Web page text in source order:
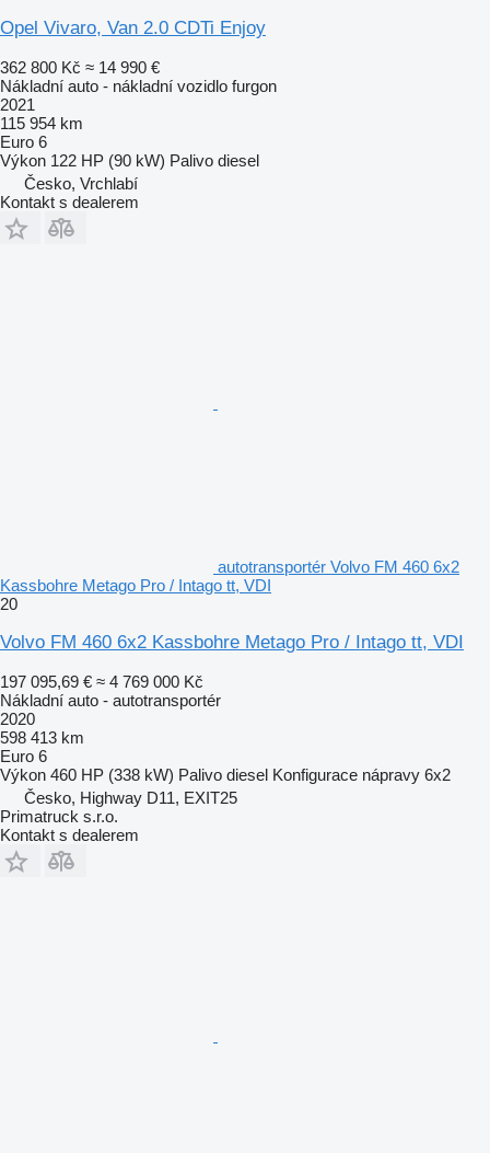
Opel Vivaro, Van 2.0 CDTi Enjoy
362 800 Kč ≈ 14 990 €
Nákladní auto - nákladní vozidlo furgon
2021
115 954 km
Euro 6
Výkon 122 HP (90 kW) Palivo diesel
Česko, Vrchlabí
Kontakt s dealerem
autotransportér Volvo FM 460 6x2
Kassbohre Metago Pro / Intago tt, VDI
20
Volvo FM 460 6x2 Kassbohre Metago Pro / Intago tt, VDI
197 095,69 € ≈ 4 769 000 Kč
Nákladní auto - autotransportér
2020
598 413 km
Euro 6
Výkon 460 HP (338 kW) Palivo diesel Konfigurace nápravy 6x2
Česko, Highway D11, EXIT25
Primatruck s.r.o.
Kontakt s dealerem